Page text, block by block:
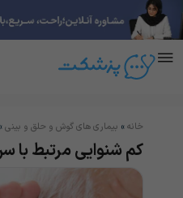
خانه » بیماری های گوش و حلق و بینی »
کم شنوایی مرتبط با